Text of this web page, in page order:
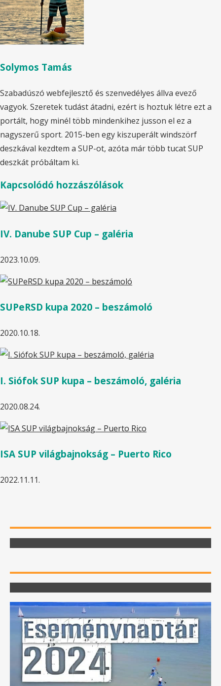
Solymos Tamás
Szabadúszó webfejlesztő és szenvedélyes állva evező
vagyok. Szeretek tudást átadni, ezért is hoztuk létre ezt a
portált, hogy minél több mindenkihez jusson el ez a
nagyszerű sport. 2015-ben egy kiszuperált windszörf
deszkával kezdtem a SUP-ot, azóta már több tucat SUP
deszkát próbáltam ki.
Kapcsolódó hozzászólások
IV. Danube SUP Cup – galéria
2023.10.09.
SUPeRSD kupa 2020 – beszámoló
2020.10.18.
I. Siófok SUP kupa – beszámoló, galéria
2020.08.24.
ISA SUP világbajnokság – Puerto Rico
2022.11.11.